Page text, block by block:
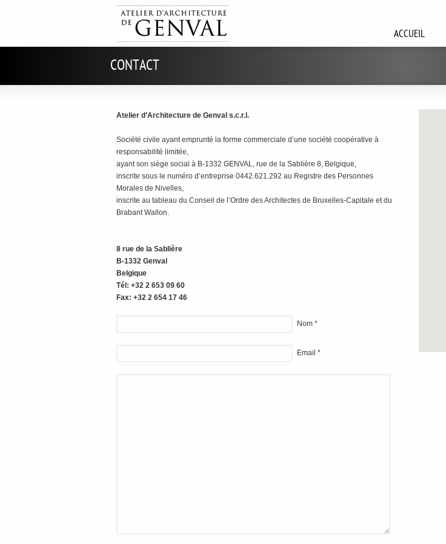
ACCUEIL
CONTACT
Atelier d’Architecture de Genval s.c.r.l.
Société civile ayant emprunté la forme commerciale d’une société coopérative à
responsabilité limitée,
ayant son siège social à B-1332 GENVAL, rue de la Sablière 8, Belgique,
inscrite sous le numéro d’entreprise 0442.621.292 au Registre des Personnes
Morales de Nivelles,
inscrite au tableau du Conseil de l’Ordre des Architectes de Bruxelles-Capitale et du
Brabant Wallon.
8 rue de la Sablière
B-1332 Genval
Belgique
Tél: +32 2 653 09 60
Fax: +32 2 654 17 46
Nom *
Email *